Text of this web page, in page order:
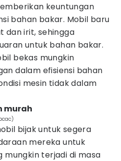
keuntungan
bahan bakar. Mobil baru
dan irit, sehingga
untuk bahan bakar.
bekas mungkin
dalam efisiensi bahan
mesin tidak dalam
murah
bijak untuk segera
mereka untuk
mungkin terjadi di masa